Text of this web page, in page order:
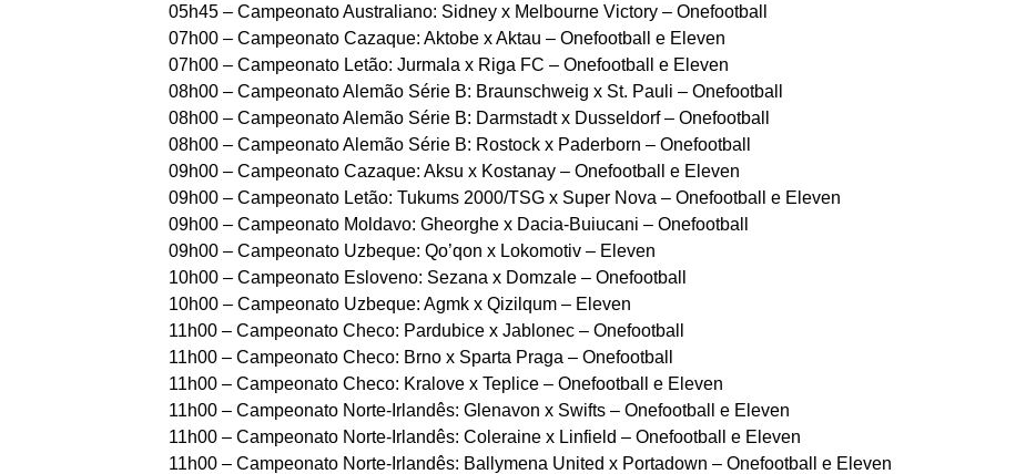
05h45 – Campeonato Australiano: Sidney x Melbourne Victory – Onefootball
07h00 – Campeonato Cazaque: Aktobe x Aktau – Onefootball e Eleven
07h00 – Campeonato Letão: Jurmala x Riga FC – Onefootball e Eleven
08h00 – Campeonato Alemão Série B: Braunschweig x St. Pauli – Onefootball
08h00 – Campeonato Alemão Série B: Darmstadt x Dusseldorf – Onefootball
08h00 – Campeonato Alemão Série B: Rostock x Paderborn – Onefootball
09h00 – Campeonato Cazaque: Aksu x Kostanay – Onefootball e Eleven
09h00 – Campeonato Letão: Tukums 2000/TSG x Super Nova – Onefootball e Eleven
09h00 – Campeonato Moldavo: Gheorghe x Dacia-Buiucani – Onefootball
09h00 – Campeonato Uzbeque: Qo’qon x Lokomotiv – Eleven
10h00 – Campeonato Esloveno: Sezana x Domzale – Onefootball
10h00 – Campeonato Uzbeque: Agmk x Qizilqum – Eleven
11h00 – Campeonato Checo: Pardubice x Jablonec – Onefootball
11h00 – Campeonato Checo: Brno x Sparta Praga – Onefootball
11h00 – Campeonato Checo: Kralove x Teplice – Onefootball e Eleven
11h00 – Campeonato Norte-Irlandês: Glenavon x Swifts – Onefootball e Eleven
11h00 – Campeonato Norte-Irlandês: Coleraine x Linfield – Onefootball e Eleven
11h00 – Campeonato Norte-Irlandês: Ballymena United x Portadown – Onefootball e Eleven